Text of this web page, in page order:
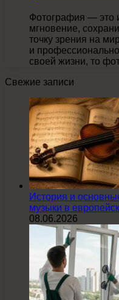
Фотография — это
мгновение,
точку зрения на
и
своей жизни, то
Свежие записи
История и
музыки в
08.06.2026